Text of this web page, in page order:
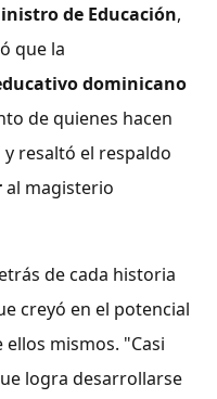
de Educación,
que la
dominicano
de quienes hacen
resaltó el respaldo
al magisterio
de cada historia
creyó en el potencial
ellos mismos. "Casi
logra desarrollarse